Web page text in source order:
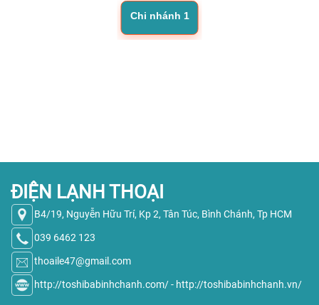
Chi nhánh 1
ĐIỆN LẠNH THOẠI
B4/19, Nguyễn Hữu Trí, Kp 2, Tân Túc, Bình Chánh, Tp HCM
039 6462 123
thoaile47@gmail.com
http://toshibabinhchanh.com/- http://toshibabinhchanh.vn/